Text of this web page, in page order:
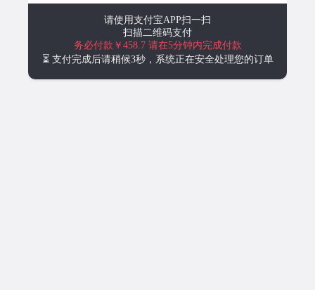
请使用支付宝APP扫一扫
扫描二维码支付
务必付款￥458.7 请在5分钟内完成付款
⏳ 支付完成后请稍候3秒，系统正在安全处理您的订单